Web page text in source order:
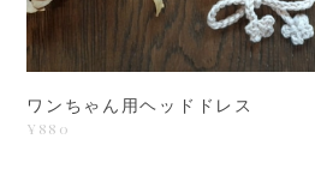
ワンちゃん用ヘッドドレス
¥880